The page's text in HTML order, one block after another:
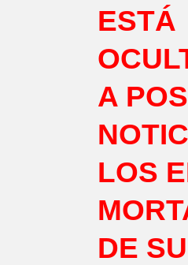
ESTÁ
A
LOS
DE SU